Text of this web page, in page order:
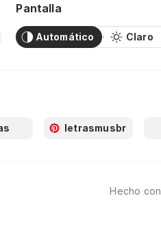
Pantalla
Automático Claro
letrasmusbr
Hecho con